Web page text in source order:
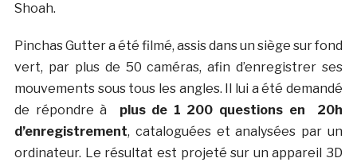
Shoah.
Pinchas Gutter a été filmé, assis dans un siège sur fond
vert, par plus de 50 caméras, afin d’enregistrer ses
mouvements sous tous les angles. Il lui a été demandé
de répondre à plus de 1 200 questions en 20h
d’enregistrement, cataloguées et analysées par un
ordinateur. Le résultat est projeté sur un appareil 3D